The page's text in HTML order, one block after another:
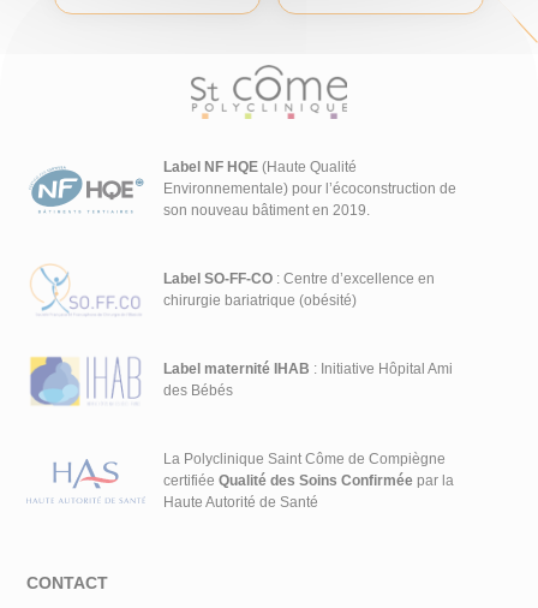
Label NF HQE (Haute Qualité
Environnementale) pour l’écoconstruction de
son nouveau bâtiment en 2019.
Label SO-FF-CO : Centre d’excellence en
chirurgie bariatrique (obésité)
Label maternité IHAB : Initiative Hôpital Ami
des Bébés
La Polyclinique Saint Côme de Compiègne
certifiéeQualité des Soins Confirmée par la
Haute Autorité de Santé
CONTACT